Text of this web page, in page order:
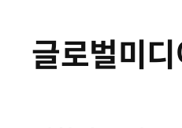
글로벌미